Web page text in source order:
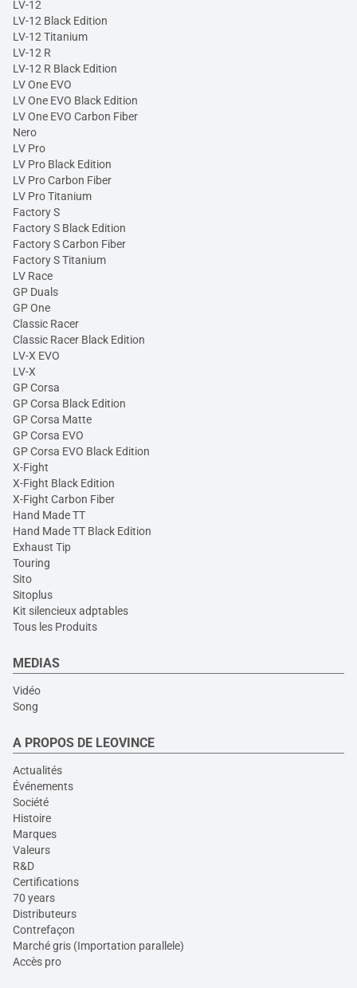
LV-12
LV-12 Black Edition
LV-12 Titanium
LV-12 R
LV-12 R Black Edition
LV One EVO
LV One EVO Black Edition
LV One EVO Carbon Fiber
Nero
LV Pro
LV Pro Black Edition
LV Pro Carbon Fiber
LV Pro Titanium
Factory S
Factory S Black Edition
Factory S Carbon Fiber
Factory S Titanium
LV Race
GP Duals
GP One
Classic Racer
Classic Racer Black Edition
LV-X EVO
LV-X
GP Corsa
GP Corsa Black Edition
GP Corsa Matte
GP Corsa EVO
GP Corsa EVO Black Edition
X-Fight
X-Fight Black Edition
X-Fight Carbon Fiber
Hand Made TT
Hand Made TT Black Edition
Exhaust Tip
Touring
Sito
Sitoplus
Kit silencieux adptables
Tous les Produits
MEDIAS
Vidéo
Song
A PROPOS DE LEOVINCE
Actualités
Événements
Société
Histoire
Marques
Valeurs
R&D
Certifications
70 years
Distributeurs
Contrefaçon
Marché gris (Importation parallele)
Accès pro